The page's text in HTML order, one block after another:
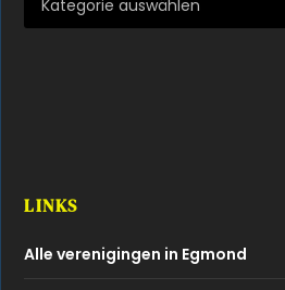
LINKS
Alle verenigingen in Egmond